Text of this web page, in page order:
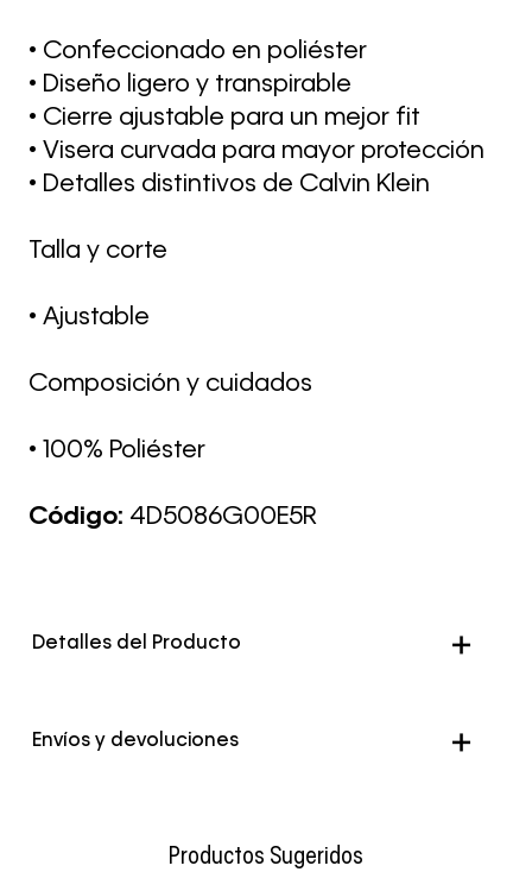
• Confeccionado en poliéster
• Diseño ligero y transpirable
• Cierre ajustable para un mejor fit
• Visera curvada para mayor protección
• Detalles distintivos de Calvin Klein
Talla y corte
• Ajustable
Composición y cuidados
• 100% Poliéster
Código: 4D5086G00E5R
Detalles del Producto
Envíos y devoluciones
Productos Sugeridos